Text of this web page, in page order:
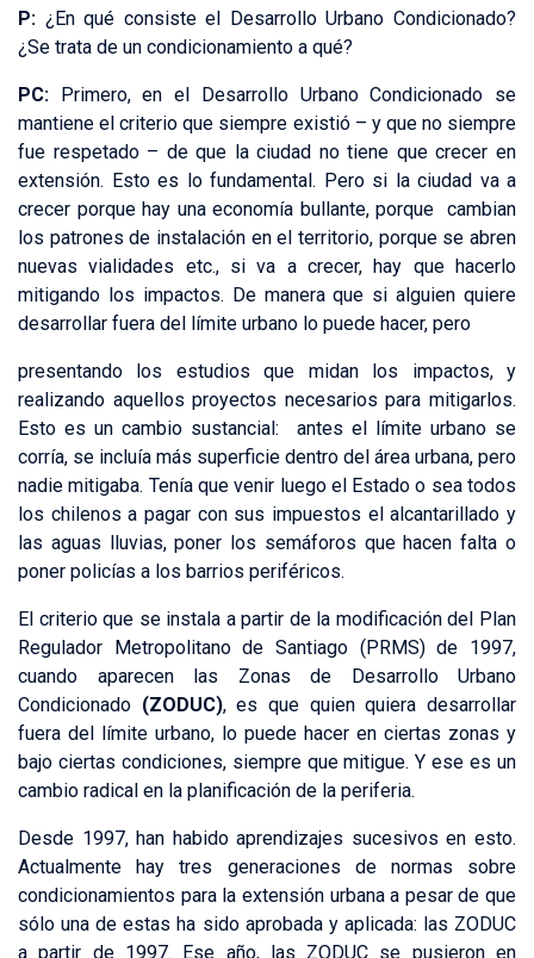
P: ¿En qué consiste el Desarrollo Urbano Condicionado?
¿Se trata de un condicionamiento a qué?
PC: Primero, en el Desarrollo Urbano Condicionado se
mantiene el criterio que siempre existió – y que no siempre
fue respetado – de que la ciudad no tiene que crecer en
extensión. Esto es lo fundamental. Pero si la ciudad va a
crecer porque hay una economía bullante, porque cambian
los patrones de instalación en el territorio, porque se abren
nuevas vialidades etc., si va a crecer, hay que hacerlo
mitigando los impactos. De manera que si alguien quiere
desarrollar fuera del límite urbano lo puede hacer, pero
presentando los estudios que midan los impactos, y
realizando aquellos proyectos necesarios para mitigarlos.
Esto es un cambio sustancial: antes el límite urbano se
corría, se incluía más superficie dentro del área urbana, pero
nadie mitigaba. Tenía que venir luego el Estado o sea todos
los chilenos a pagar con sus impuestos el alcantarillado y
las aguas lluvias, poner los semáforos que hacen falta o
poner policías a los barrios periféricos.
El criterio que se instala a partir de la modificación del Plan
Regulador Metropolitano de Santiago (PRMS) de 1997,
cuando aparecen las Zonas de Desarrollo Urbano
Condicionado (ZODUC), es que quien quiera desarrollar
fuera del límite urbano, lo puede hacer en ciertas zonas y
bajo ciertas condiciones, siempre que mitigue. Y ese es un
cambio radical en la planificación de la periferia.
Desde 1997, han habido aprendizajes sucesivos en esto.
Actualmente hay tres generaciones de normas sobre
condicionamientos para la extensión urbana a pesar de que
sólo una de estas ha sido aprobada y aplicada: las ZODUC
a partir de 1997. Ese año, las ZODUC se pusieron en